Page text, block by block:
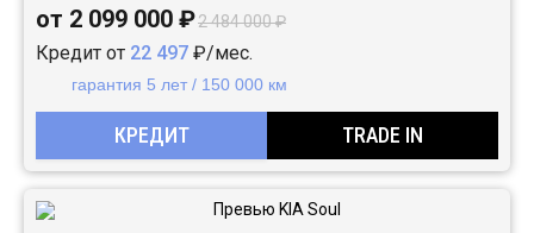
от 2 099 000 ₽2 484 000 ₽
Кредит от 22 497 ₽/мес.
гарантия 5 лет / 150 000 км
КРЕДИТ TRADE IN